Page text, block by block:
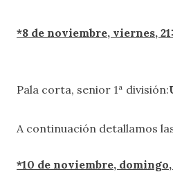
*8 de noviembre, viernes,
Pala corta, senior 1ª división:
A continuación detallamos
*10 de noviembre,